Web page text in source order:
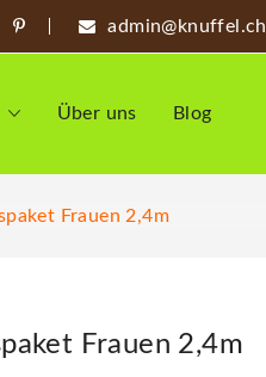
admin@knuffel.ch
Über uns Blog
Frauen 2,4m
Frauen 2,4m